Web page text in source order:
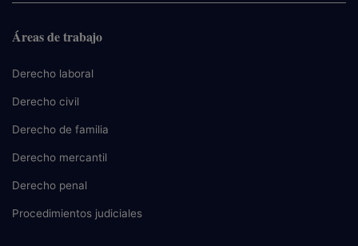
Áreas de trabajo
Derecho laboral
Derecho civil
Derecho de familia
Derecho mercantil
Derecho penal
Procedimientos judiciales